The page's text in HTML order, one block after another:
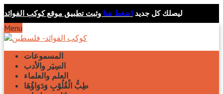
ليصلك كل جديد اضغط هنا وثبت تطبيق موقع كوكب الفوائد
Menu
المسموعات
السِيَر والأدب
العلم والعلماء
طِبُّ الْقُلُوْبِ وَدَوَاؤُهَا